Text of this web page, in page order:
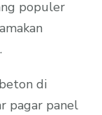
populer
di
pagar panel